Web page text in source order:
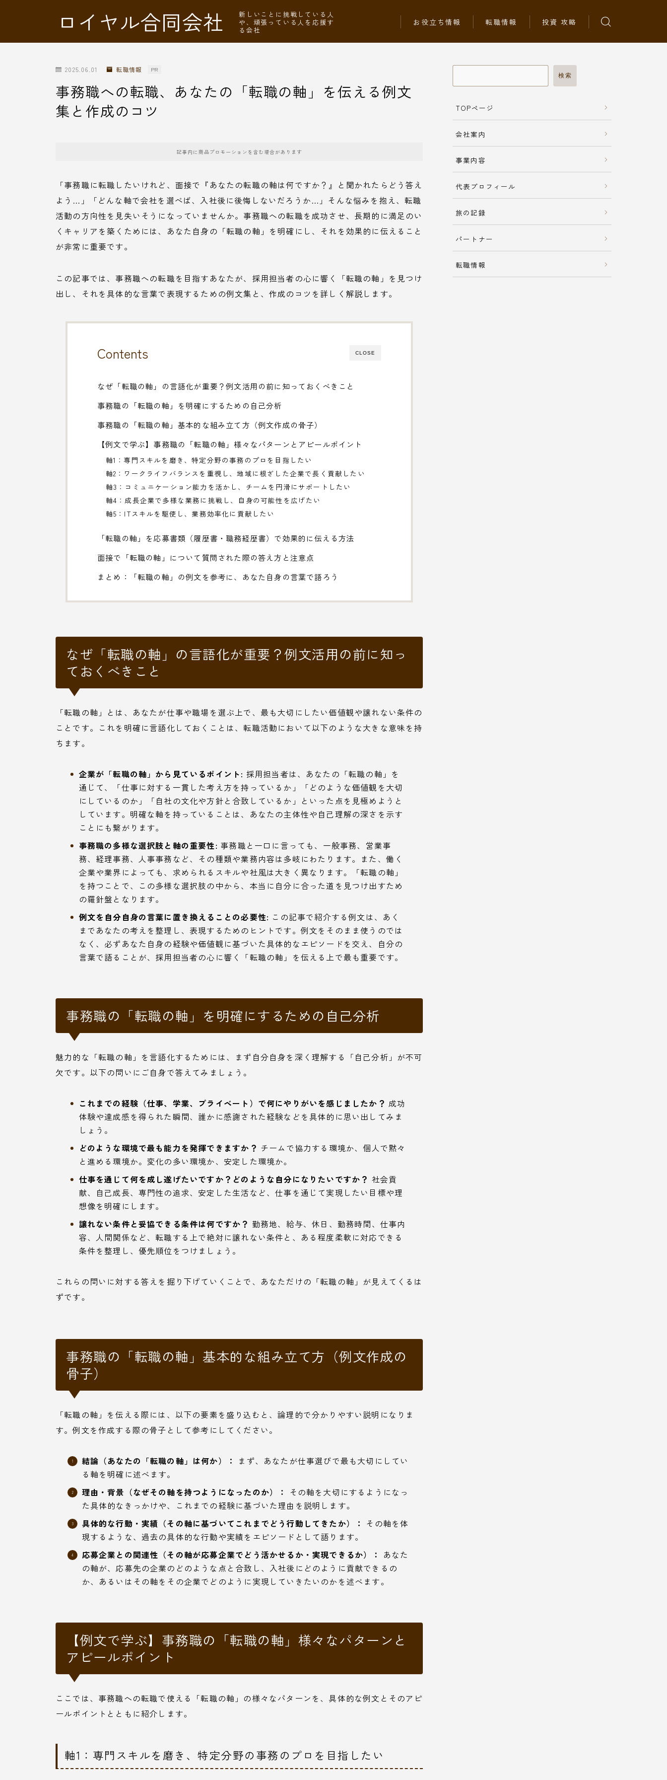
ロイヤル合同会社
新しいことに挑戦している人
や、頑張っている人を応援す
る会社
お役立ち情報 転職情報 投資 攻略
2025.06.01 転職情報 PR
事務職への転職、あなたの「転職の軸」を伝える例文
集と作成のコツ
記事内に商品プロモーションを含む場合があります
「事務職に転職したいけれど、面接で『あなたの転職の軸は何ですか？』と聞かれたらどう答え
よう…」「どんな軸で会社を選べば、入社後に後悔しないだろうか…」そんな悩みを抱え、転職
活動の方向性を見失いそうになっていませんか。事務職への転職を成功させ、長期的に満足のい
くキャリアを築くためには、あなた自身の「転職の軸」を明確にし、それを効果的に伝えること
が非常に重要です。
この記事では、事務職への転職を目指すあなたが、採用担当者の心に響く「転職の軸」を見つけ
出し、それを具体的な言葉で表現するための例文集と、作成のコツを詳しく解説します。
CLOSE
Contents
なぜ「転職の軸」の言語化が重要？例文活用の前に知っておくべきこと
事務職の「転職の軸」を明確にするための自己分析
事務職の「転職の軸」基本的な組み立て方（例文作成の骨子）
【例文で学ぶ】事務職の「転職の軸」様々なパターンとアピールポイント
軸1：専門スキルを磨き、特定分野の事務のプロを目指したい
軸2：ワークライフバランスを重視し、地域に根ざした企業で長く貢献したい
軸3：コミュニケーション能力を活かし、チームを円滑にサポートしたい
軸4：成長企業で多様な業務に挑戦し、自身の可能性を広げたい
軸5：ITスキルを駆使し、業務効率化に貢献したい
「転職の軸」を応募書類（履歴書・職務経歴書）で効果的に伝える方法
面接で「転職の軸」について質問された際の答え方と注意点
まとめ：「転職の軸」の例文を参考に、あなた自身の言葉で語ろう
なぜ「転職の軸」の言語化が重要？例文活用の前に知っ
ておくべきこと
「転職の軸」とは、あなたが仕事や職場を選ぶ上で、最も大切にしたい価値観や譲れない条件の
ことです。これを明確に言語化しておくことは、転職活動において以下のような大きな意味を持
ちます。
企業が「転職の軸」から見ているポイント: 採用担当者は、あなたの「転職の軸」を
通じて、「仕事に対する一貫した考え方を持っているか」「どのような価値観を大切
にしているのか」「自社の文化や方針と合致しているか」といった点を見極めようと
しています。明確な軸を持っていることは、あなたの主体性や自己理解の深さを示す
ことにも繋がります。
事務職の多様な選択肢と軸の重要性: 事務職と一口に言っても、一般事務、営業事
務、経理事務、人事事務など、その種類や業務内容は多岐にわたります。また、働く
企業や業界によっても、求められるスキルや社風は大きく異なります。「転職の軸」
を持つことで、この多様な選択肢の中から、本当に自分に合った道を見つけ出すため
の羅針盤となります。
例文を自分自身の言葉に置き換えることの必要性: この記事で紹介する例文は、あく
まであなたの考えを整理し、表現するためのヒントです。例文をそのまま使うのでは
なく、必ずあなた自身の経験や価値観に基づいた具体的なエピソードを交え、自分の
言葉で語ることが、採用担当者の心に響く「転職の軸」を伝える上で最も重要です。
事務職の「転職の軸」を明確にするための自己分析
魅力的な「転職の軸」を言語化するためには、まず自分自身を深く理解する「自己分析」が不可
欠です。以下の問いにご自身で答えてみましょう。
これまでの経験（仕事、学業、プライベート）で何にやりがいを感じましたか？ 成功
体験や達成感を得られた瞬間、誰かに感謝された経験などを具体的に思い出してみま
しょう。
どのような環境で最も能力を発揮できますか？ チームで協力する環境か、個人で黙々
と進める環境か。変化の多い環境か、安定した環境か。
仕事を通じて何を成し遂げたいですか？どのような自分になりたいですか？ 社会貢
献、自己成長、専門性の追求、安定した生活など、仕事を通じて実現したい目標や理
想像を明確にします。
譲れない条件と妥協できる条件は何ですか？ 勤務地、給与、休日、勤務時間、仕事内
容、人間関係など、転職する上で絶対に譲れない条件と、ある程度柔軟に対応できる
条件を整理し、優先順位をつけましょう。
これらの問いに対する答えを掘り下げていくことで、あなただけの「転職の軸」が見えてくるは
ずです。
事務職の「転職の軸」基本的な組み立て方（例文作成の
骨子）
「転職の軸」を伝える際には、以下の要素を盛り込むと、論理的で分かりやすい説明になりま
す。例文を作成する際の骨子として参考にしてください。
結論（あなたの「転職の軸」は何か）：
まず、あなたが仕事選びで最も大切にしてい
る軸を明確に述べます。
理由・背景（なぜその軸を持つようになったのか）：
その軸を大切にするようになっ
た具体的なきっかけや、これまでの経験に基づいた理由を説明します。
具体的な行動・実績（その軸に基づいてこれまでどう行動してきたか）： その軸を体
現するような、過去の具体的な行動や実績をエピソードとして語ります。
応募企業との関連性（その軸が応募企業でどう活かせるか・実現できるか）：
あなた
の軸が、応募先の企業のどのような点と合致し、入社後にどのように貢献できるの
か、あるいはその軸をその企業でどのように実現していきたいのかを述べます。
【例文で学ぶ】事務職の「転職の軸」様々なパターンと
アピールポイント
ここでは、事務職への転職で使える「転職の軸」の様々なパターンを、具体的な例文とそのアピ
ールポイントとともに紹介します。
軸1：専門スキルを磨き、特定分野の事務のプロを目指したい
検索
TOPページ
会社案内
事業内容
代表プロフィール
旅の記録
パートナー
転職情報